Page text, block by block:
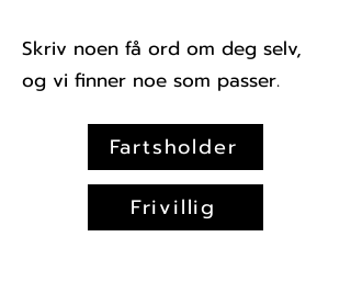
Skriv noen få ord om deg selv,
og vi finner noe som passer.
Fartsholder
Frivillig